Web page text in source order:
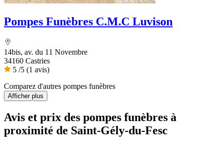
Pompes Funèbres C.M.C Luvison
14bis, av. du 11 Novembre
34160 Castries
5 /5 (1 avis)
Comparez d'autres pompes funèbres
Afficher plus
Avis et prix des pompes funèbres à
proximité de Saint-Gély-du-Fesc